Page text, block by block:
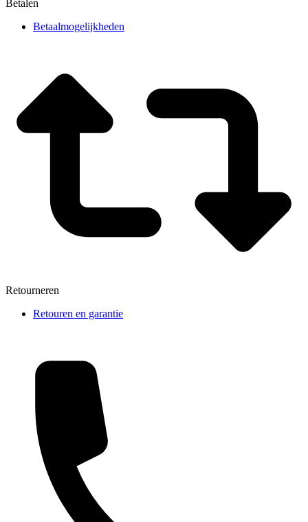
Betalen
Betaalmogelijkheden
Retourneren
Retouren en garantie